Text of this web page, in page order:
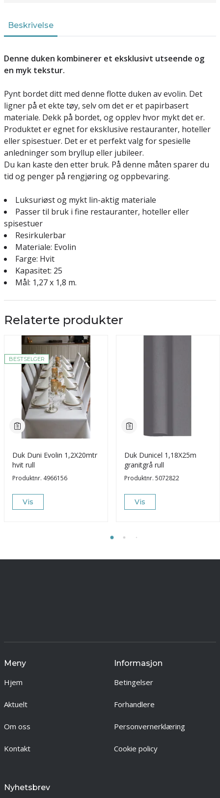
Beskrivelse
Denne duken kombinerer et eksklusivt utseende og
en myk tekstur.
Pynt bordet ditt med denne flotte duken av evolin. Det
ligner på et ekte tøy, selv om det er et papirbasert
materiale. Dekk på bordet, og opplev hvor mykt det er.
Produktet er egnet for eksklusive restauranter, hoteller
eller spisestuer. Det er et perfekt valg for spesielle
anledninger som bryllup eller jubileer.
Du kan kaste den etter bruk. På denne måten sparer du
tid og penger på rengjøring og oppbevaring.
Luksuriøst og mykt lin-aktig materiale
Passer til bruk i fine restauranter, hoteller eller
spisestuer
Resirkulerbar
Materiale: Evolin
Farge: Hvit
Kapasitet: 25
Mål: 1,27 x 1,8 m.
Relaterte produkter
BESTSELGER
Duk Duni Evolin 1,2X20mtr
hvit rull
Produktnr. 4966156
Vis
Duk Dunicel 1,18X25m
granitgrå rull
Produktnr. 5072822
Vis
Meny
Hjem
Aktuelt
Om oss
Kontakt
Informasjon
Betingelser
Forhandlere
Personvernerklæring
Cookie policy
Nyhetsbrev